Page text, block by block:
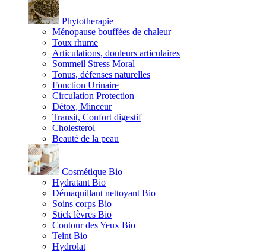
Phytotherapie
Ménopause bouffées de chaleur
Toux rhume
Articulations, douleurs articulaires
Sommeil Stress Moral
Tonus, défenses naturelles
Fonction Urinaire
Circulation Protection
Détox, Minceur
Transit, Confort digestif
Cholesterol
Beauté de la peau
Cosmétique Bio
Hydratant Bio
Démaquillant nettoyant Bio
Soins corps Bio
Stick lèvres Bio
Contour des Yeux Bio
Teint Bio
Hydrolat